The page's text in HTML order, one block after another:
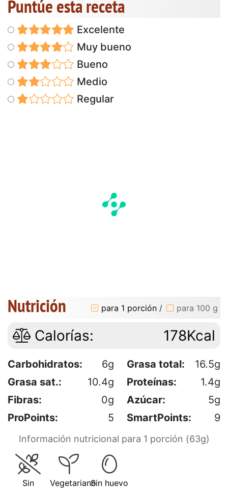
Puntúe esta receta
Excelente
Muy bueno
Bueno
Medio
Regular
Nutrición para 1 porción / para 100 g
Calorías: 178Kcal
Carbohidratos: 6g Grasa total:
16.5g
Grasa sat.:
10.4g Proteínas:
1.4g
Fibras:
0g Azúcar:
5g
ProPoints:
5 SmartPoints: 9
Información nutricional para 1 porción (63g)
Sin
VegetarianoSin huevo